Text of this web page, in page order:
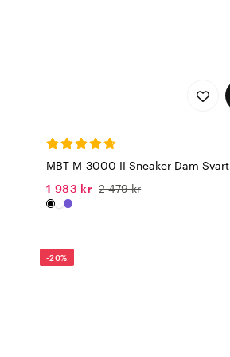
MBT M-3000 II Sneaker Dam Svart
1 983 kr 2 479 kr
-20%